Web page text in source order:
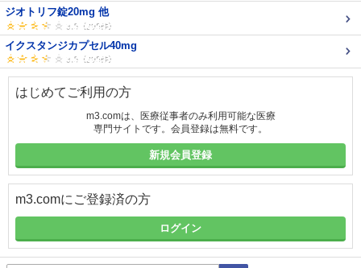
ジオトリフ錠20mg 他
イクスタンジカプセル40mg
はじめてご利用の方
m3.comは、医療従事者のみ利用可能な医療
専門サイトです。会員登録は無料です。
新規会員登録
m3.comにご登録済の方
ログイン